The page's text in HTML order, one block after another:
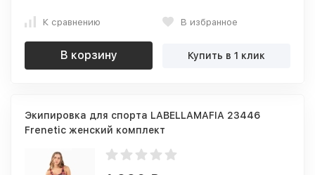
К сравнению В избранное
В корзину Купить в 1 клик
Экипировка для спорта LABELLAMAFIA 23446
Frenetic женский комплект